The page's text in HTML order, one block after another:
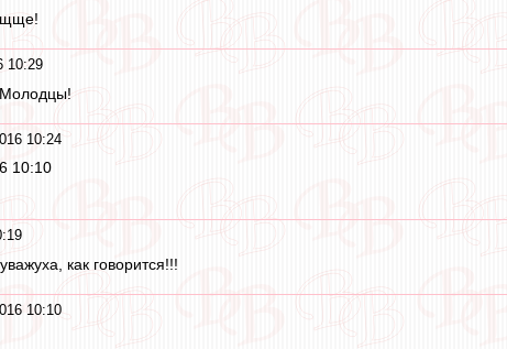
10:29
10:24
10:10
как говорится!!!
10:10